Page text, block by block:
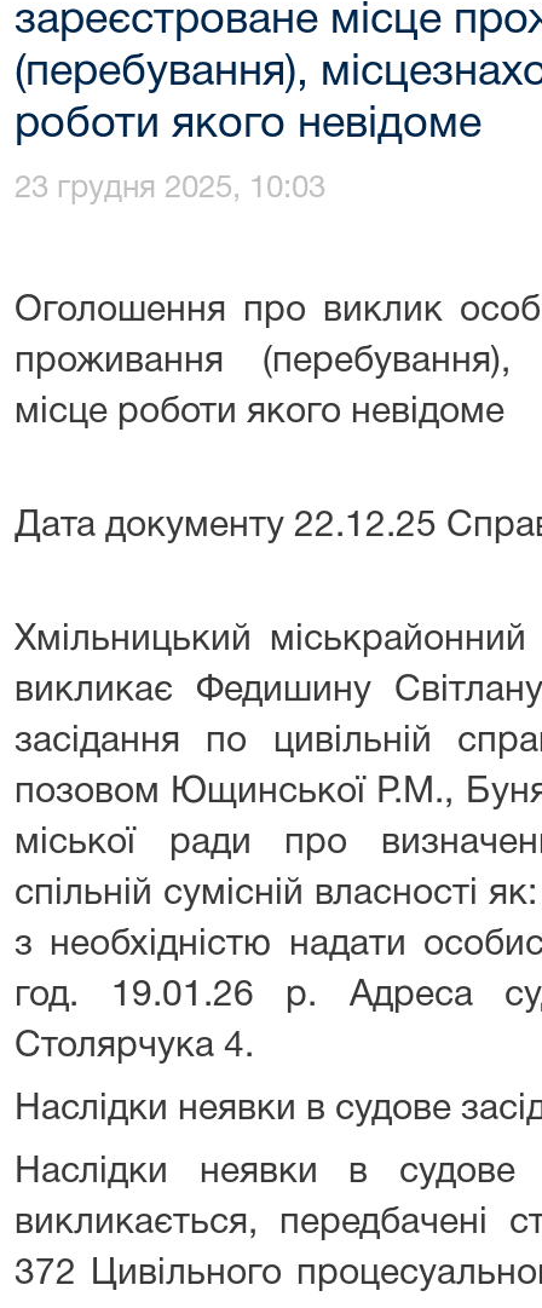
зареєстроване місце
(перебування),
роботи якого невідоме
23 грудня 2025, 10:03
Оголошення про виклик
проживання
місце роботи якого невідоме
Дата документу 22.12.25
Хмільницький міськрайонний
викликає Федишину
засідання по цивільній
позовом Ющинської Р.М.,
міської ради про
спільній сумісній власності
з необхідністю надати
год. 19.01.26 р. Адреса
Столярчука 4.
Наслідки неявки в судове
Наслідки неявки в судове
викликається, передбачені
372 Цивільного